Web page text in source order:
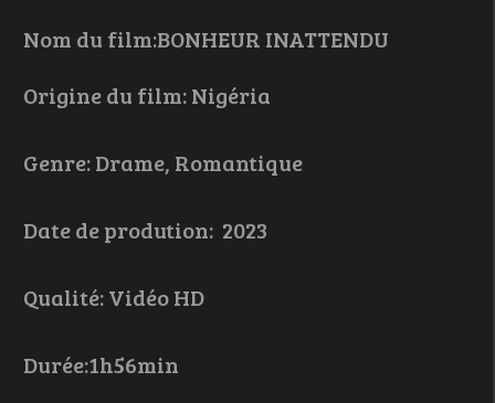
Nom du film:BONHEUR INATTENDU
Origine du film: Nigéria
Genre: Drame, Romantique
Date de prodution: 2023
Qualité: Vidéo HD
Durée:1h56min